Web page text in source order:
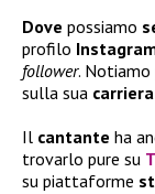
Dove possiamo
profilo
follower.
sulla sua carriera
Il cantante ha
trovarlo pure su
su piattaforme